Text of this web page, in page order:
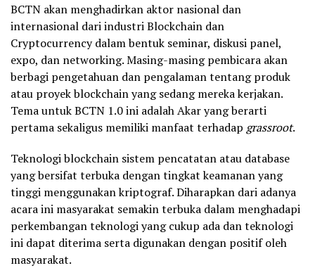
BCTN akan menghadirkan aktor nasional dan
internasional dari industri Blockchain dan
Cryptocurrency dalam bentuk seminar, diskusi panel,
expo, dan networking. Masing-masing pembicara akan
berbagi pengetahuan dan pengalaman tentang produk
atau proyek blockchain yang sedang mereka kerjakan.
Tema untuk BCTN 1.0 ini adalah Akar yang berarti
pertama sekaligus memiliki manfaat terhadap grassroot.
Teknologi blockchain sistem pencatatan atau database
yang bersifat terbuka dengan tingkat keamanan yang
tinggi menggunakan kriptograf. Diharapkan dari adanya
acara ini masyarakat semakin terbuka dalam menghadapi
perkembangan teknologi yang cukup ada dan teknologi
ini dapat diterima serta digunakan dengan positif oleh
masyarakat.